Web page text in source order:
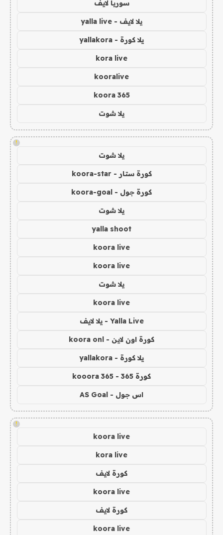
سوريا لايف
يلا لايف - yalla live
يلا كورة - yallakora
kora live
kooralive
koora 365
يلا شوت
!
يلا شوت
كورة ستار - koora-star
كورة جول - koora-goal
يلا شوت
yalla shoot
koora live
koora live
يلا شوت
koora live
Yalla Live - يلا لايف
كورة اون لاين - koora onl
يلا كورة - yallakora
كورة 365 - kooora 365
اس جول - AS Goal
!
koora live
kora live
كورة لايف
koora live
كورة لايف
koora live